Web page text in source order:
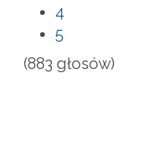
4
5
(883 głosów)